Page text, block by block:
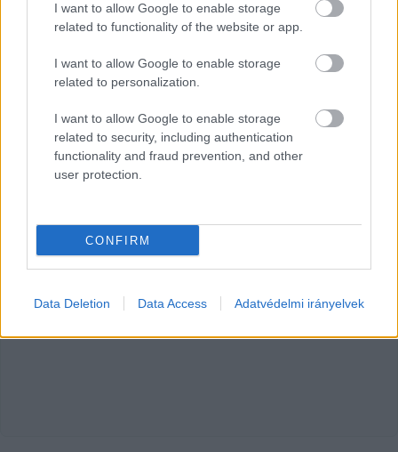
I want to allow Google to enable storage
related to functionality of the website or app.
I want to allow Google to enable storage
related to personalization.
I want to allow Google to enable storage
related to security, including authentication
functionality and fraud prevention, and other
user protection.
CONFIRM
Data Deletion Data Access Adatvédelmi irányelvek
Szimbolikus véleménynyilvánítást ad
békemenetének útvonala
Magyar Kétfarkú Kutya Párt április 12-ére a Hősök terére,
amelynek útvonala egy jó kis
HIRDETÉS